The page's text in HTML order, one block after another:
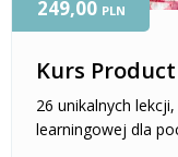
Kurs
26 unikalnych
learningowej dla
249,00 PLN